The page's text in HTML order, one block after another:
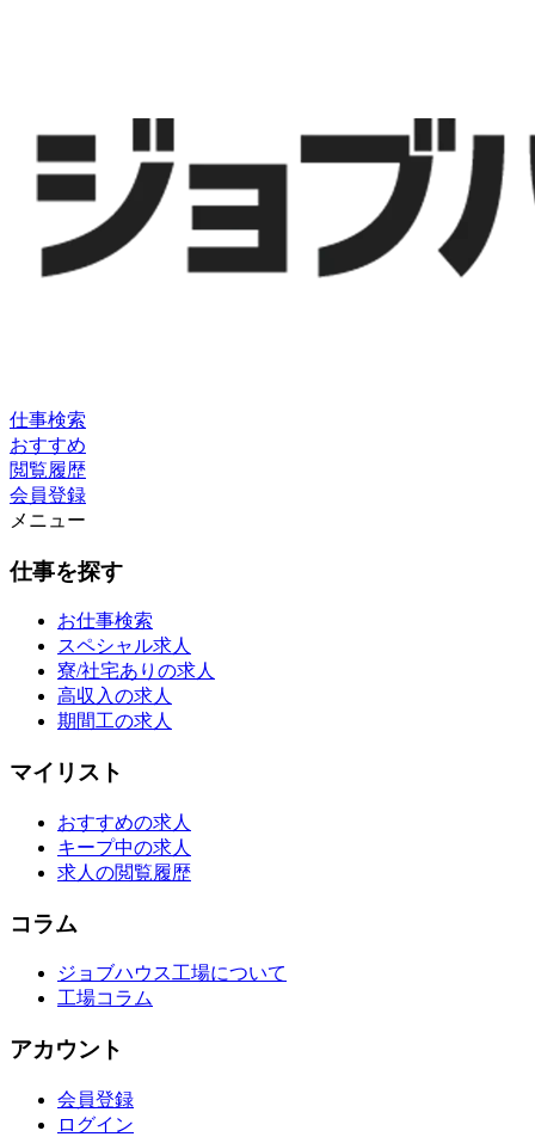
仕事検索
おすすめ
閲覧履歴
会員登録
メニュー
仕事を探す
お仕事検索
スペシャル求人
寮/社宅ありの求人
高収入の求人
期間工の求人
マイリスト
おすすめの求人
キープ中の求人
求人の閲覧履歴
コラム
ジョブハウス工場について
工場コラム
アカウント
会員登録
ログイン